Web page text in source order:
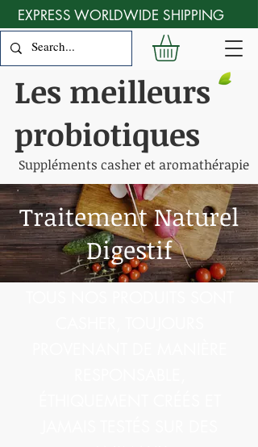
Les meilleurs
probiotiques
Suppléments casher et aromathérapie
EXPRESS WORLDWIDE SHIPPING
Traitement Naturel
Digestif